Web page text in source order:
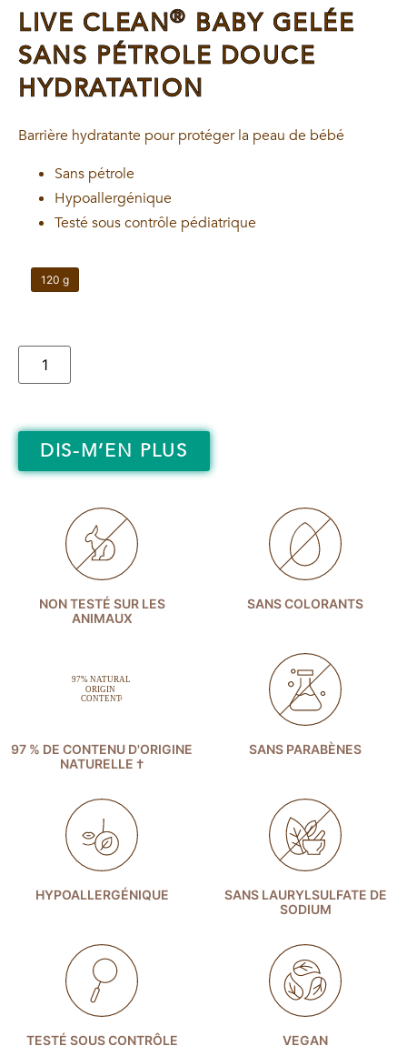
LIVE CLEAN® BABY GELÉE
SANS PÉTROLE DOUCE
HYDRATATION
Barrière hydratante pour protéger la peau de bébé
Sans pétrole
Hypoallergénique
Testé sous contrôle pédiatrique
120 g
DIS-M’EN PLUS
NON TESTÉ SUR LES
ANIMAUX
SANS COLORANTS
97 % DE CONTENU D'ORIGINE
NATURELLE †
SANS PARABÈNES
HYPOALLERGÉNIQUE
SANS LAURYLSULFATE DE
SODIUM
TESTÉ SOUS CONTRÔLE
VEGAN